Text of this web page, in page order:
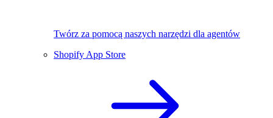
Twórz za pomocą naszych narzędzi dla agentów
Shopify App Store